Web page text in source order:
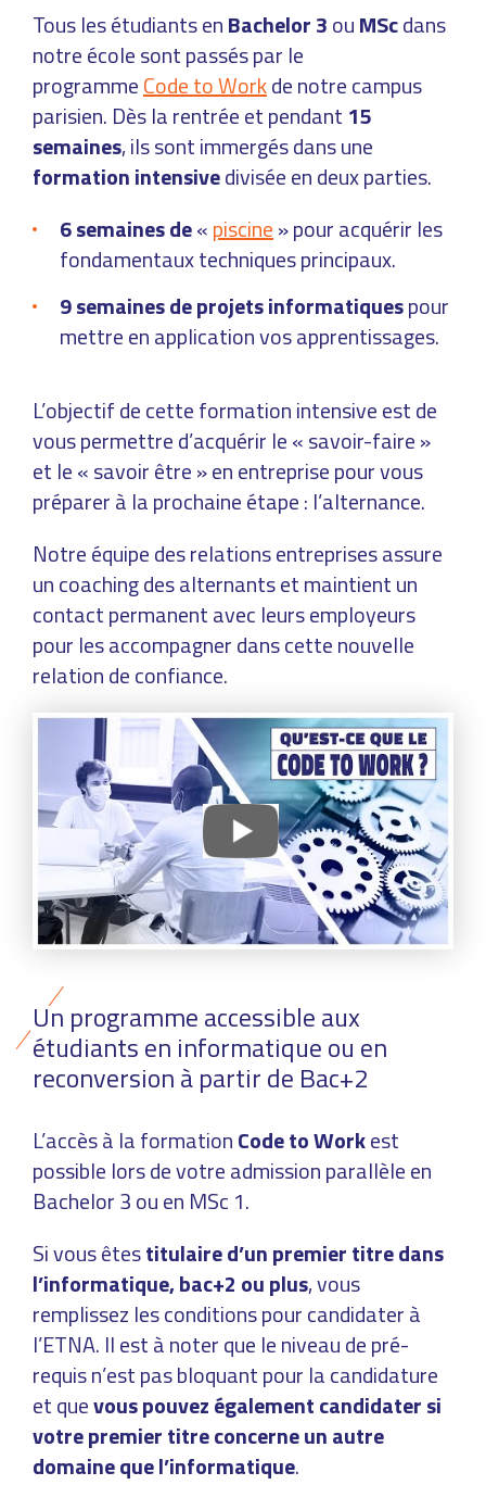
Tous les étudiants enBachelor 3ouMScdans
notre école sont passés par le
programmeCode to Workde notre campus
parisien. Dès la rentrée et pendant 15
semaines, ils sont immergés dans une
formation intensivedivisée en deux parties.
6 semaines de«piscine» pour acquérir les
fondamentaux techniques principaux.
9 semaines de projets informatiquespour
mettre en application vos apprentissages.
L’objectif de cette formation intensive est de
vous permettre d’acquérir le « savoir-faire »
et le « savoir être » en entreprise pour vous
préparer à la prochaine étape : l’alternance.
Notre équipe des relations entreprises assure
un coaching des alternants et maintient un
contact permanent avec leurs employeurs
pour les accompagner dans cette nouvelle
relation de confiance.
Un programme accessible aux
étudiants en informatique ou en
reconversion à partir de Bac+2
L’accès à la formationCode to Workest
possible lors de votre admission parallèle en
Bachelor 3 ou en MSc 1.
Si vous êtestitulaire d’un premier titre dans
l’informatique, bac+2 ou plus, vous
remplissez les conditions pour candidater à
l’ETNA. Il est à noter que le niveau de pré-
requis n’est pas bloquant pour la candidature
et quevous pouvez également candidater si
votre premier titre concerne un autre
domaine que l’informatique.